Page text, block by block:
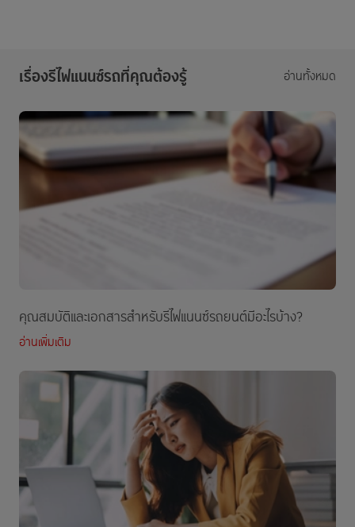
เรื่องรีไฟแนนซ์รถที่คุณต้องรู้ อ่านทั้งหมด
คุณสมบัติและเอกสารสำหรับรีไฟแนนซ์รถยนต์มีอะไรบ้าง?
อ่านเพิ่มเติม